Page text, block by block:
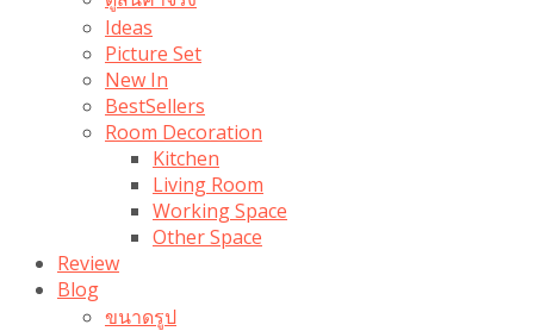
Ideas
Picture Set
New In
BestSellers
Room Decoration
Kitchen
Living Room
Working Space
Other Space
Review
Blog
ขนาดรูป